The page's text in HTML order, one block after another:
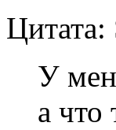
Цитата:
У
а что